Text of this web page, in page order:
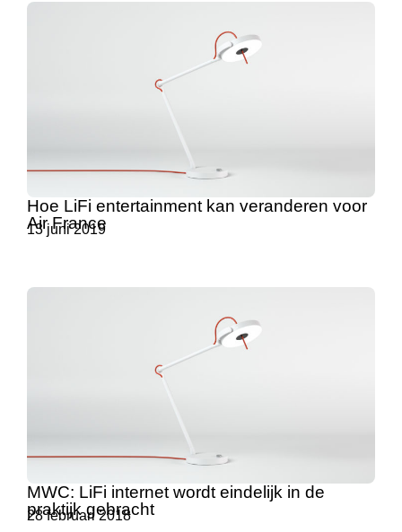
Hoe LiFi entertainment kan veranderen voor
Air France
13 juni 2019
MWC: LiFi internet wordt eindelijk in de
praktijk gebracht
28 februari 2018